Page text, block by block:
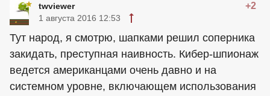
twviewer +2
1 августа 2016 12:53
Тут народ, я смотрю, шапками решил соперника
закидать, преступная наивность. Кибер-шпионаж
ведется американцами очень давно и на
системном уровне, включающем использования